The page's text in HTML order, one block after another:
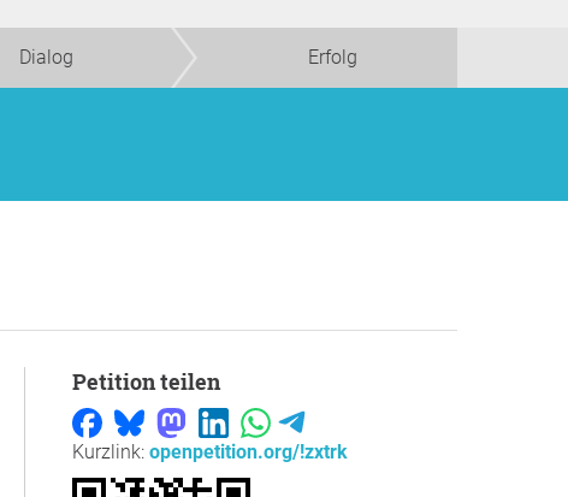
Dialog Erfolg
Petition teilen
Kurzlink: openpetition.org/!zxtrk